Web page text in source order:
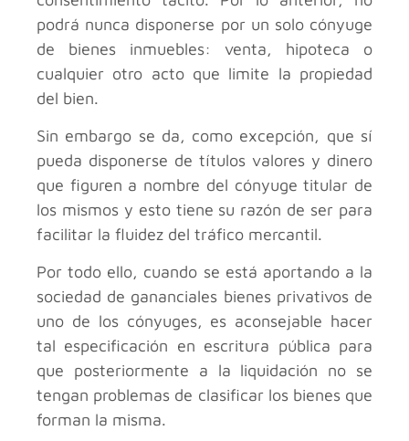
podrá nunca disponerse por un solo cónyuge
de bienes inmuebles: venta, hipoteca o
cualquier otro acto que limite la propiedad
del bien.
Sin embargo se da, como excepción, que sí
pueda disponerse de títulos valores y dinero
que figuren a nombre del cónyuge titular de
los mismos y esto tiene su razón de ser para
facilitar la fluidez del tráfico mercantil.
Por todo ello, cuando se está aportando a la
sociedad de gananciales bienes privativos de
uno de los cónyuges, es aconsejable hacer
tal especificación en escritura pública para
que posteriormente a la liquidación no se
tengan problemas de clasificar los bienes que
forman la misma.